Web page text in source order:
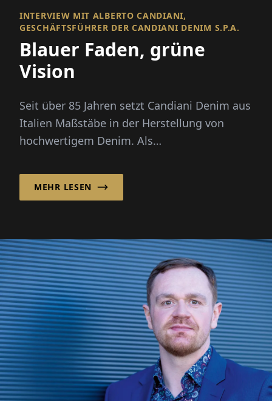
INTERVIEW MIT ALBERTO CANDIANI,
GESCHÄFTSFÜHRER DER CANDIANI DENIM S.P.A.
Blauer Faden, grüne
Vision
Seit über 85 Jahren setzt Candiani Denim aus
Italien Maßstäbe in der Herstellung von
hochwertigem Denim. Als
kombini...
MEHR LESEN